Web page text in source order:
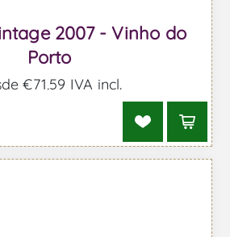
2007 - Vinho do
Porto
€71,59 IVA incl.